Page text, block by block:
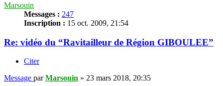
Marsouin
Messages : 247
Inscription : 15 oct. 2009, 21:54
Re: vidéo du “Ravitailleur de Région GIBOULEE”
Citer
Message parMarsouin » 23 mars 2018, 20:35